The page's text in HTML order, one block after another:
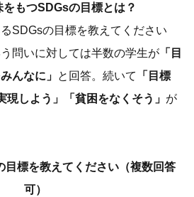
もつSDGsの目標とは？
SDGsの目標を教えてください
問いに対しては半数の学生が 「目
んなに」 と回答。続いて
「目標
しよう」「貧困をなくそう」 が
目標を教えてください（複数回答
可）